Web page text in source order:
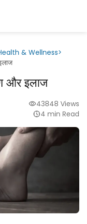
& Wellness>
और इलाज
43848 Views
4 min Read